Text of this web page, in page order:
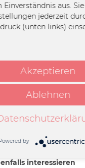
In den
RTOE-0001
Lorenz Rhode,
50470 Köln,
erhört und ein...
interessieren
aus.
jederzeit
(unten links)
Akzeptieren
Ablehnen
by